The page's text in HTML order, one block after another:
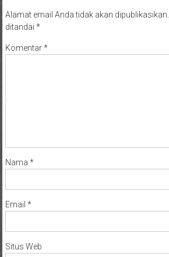
Alamat email Anda tidak akan dipublikasikan.
ditandai *
Komentar*
Nama *
Email *
Situs Web